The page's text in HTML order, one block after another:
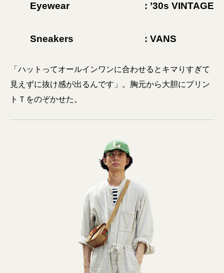
Eyewear
Sneakers
: ’30s VINTAGE
: VANS
「ハットってオールインワンに合わせるとキマりすぎて
見えずに抜け感が出るんです」。胸元から大胆にプリン
トＴをのぞかせた。